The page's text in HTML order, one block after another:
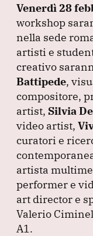
Venerdì 28
workshop
nella sede
artisti e
creativo
Battipede,
compositore,
artist, Silvia
video artist,
curatori e
artista
performer e
art director e
Valerio
A1.